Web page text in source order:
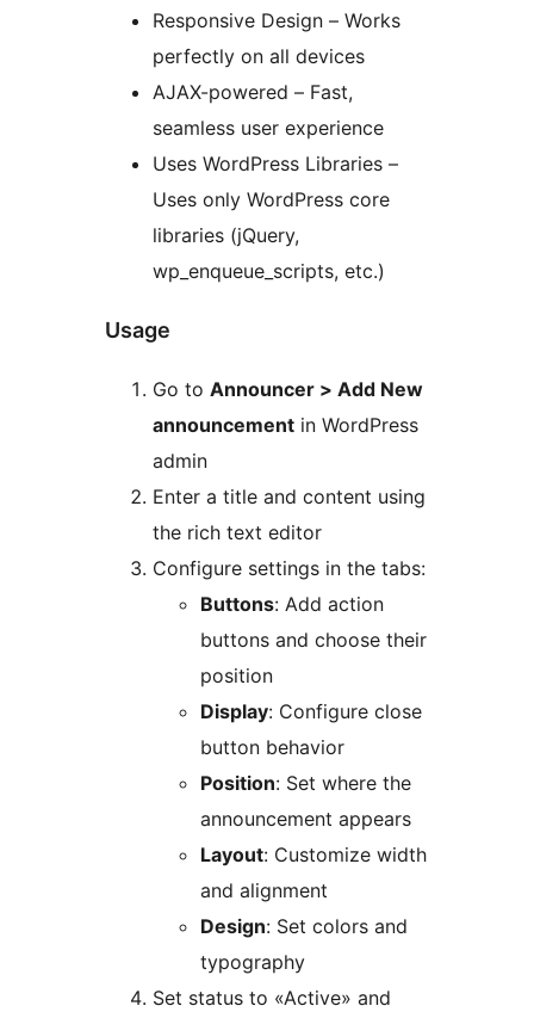
Responsive Design – Works
perfectly on all devices
AJAX-powered – Fast,
seamless user experience
Uses WordPress Libraries –
Uses only WordPress core
libraries (jQuery,
wp_enqueue_scripts, etc.)
Usage
Go to Announcer > Add New
announcement in WordPress
admin
Enter a title and content using
the rich text editor
Configure settings in the tabs:
Buttons: Add action
buttons and choose their
position
Display: Configure close
button behavior
Position: Set where the
announcement appears
Layout: Customize width
and alignment
Design: Set colors and
typography
Set status to «Active» and